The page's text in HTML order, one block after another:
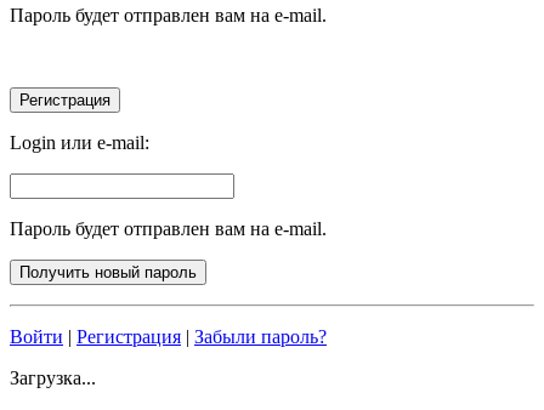
Пароль будет отправлен вам на e-mail.
Login или e-mail:
Пароль будет отправлен вам на e-mail.
Войти | Регистрация | Забыли пароль?
Загрузка...